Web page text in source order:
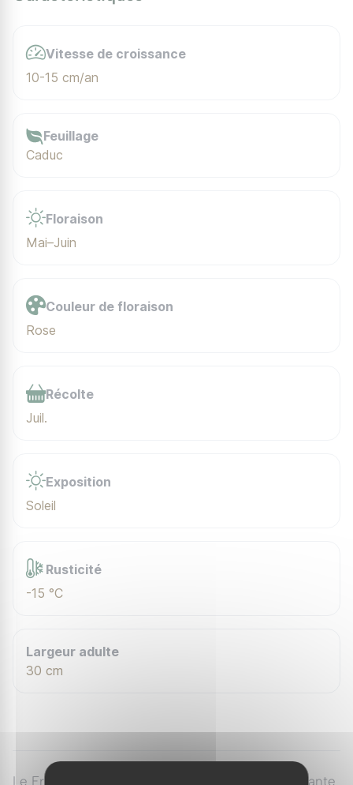
Vitesse de croissance
10-15 cm/an
Feuillage
Caduc
Floraison
Mai–Juin
Couleur de floraison
Rose
Récolte
Juil.
Exposition
Soleil
Rusticité
-15 °C
Largeur adulte
30 cm
Le Fraisier 'Pink Wonder' est une variété remontante